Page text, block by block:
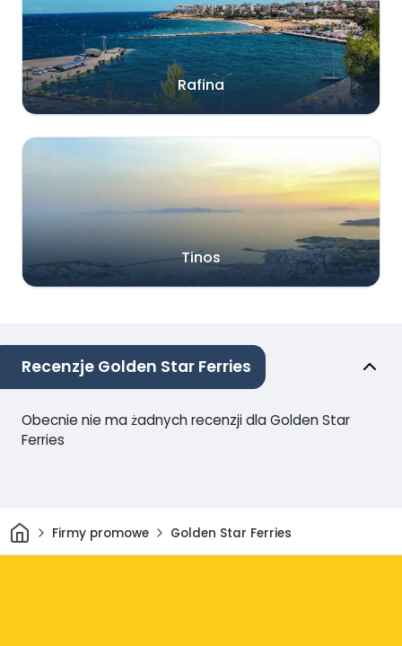
Rafina
Tinos
Recenzje Golden Star Ferries
Obecnie nie ma żadnych recenzji dla Golden Star
Ferries
DomFirmy promowe Golden Star Ferries